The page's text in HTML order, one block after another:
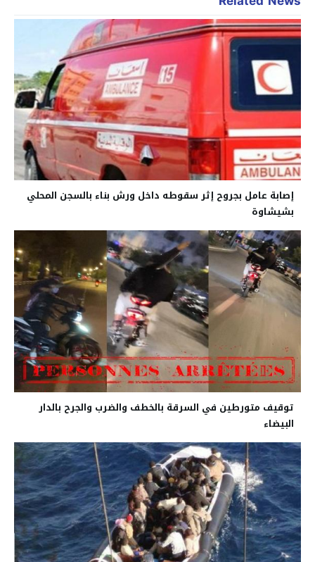
إصابة عامل بجروح إثر سقوطه داخل ورش بناء بالسجن المحلي
بشيشاوة
توقيف متورطين في السرقة بالخطف والضرب والجرح بالدار
البيضاء